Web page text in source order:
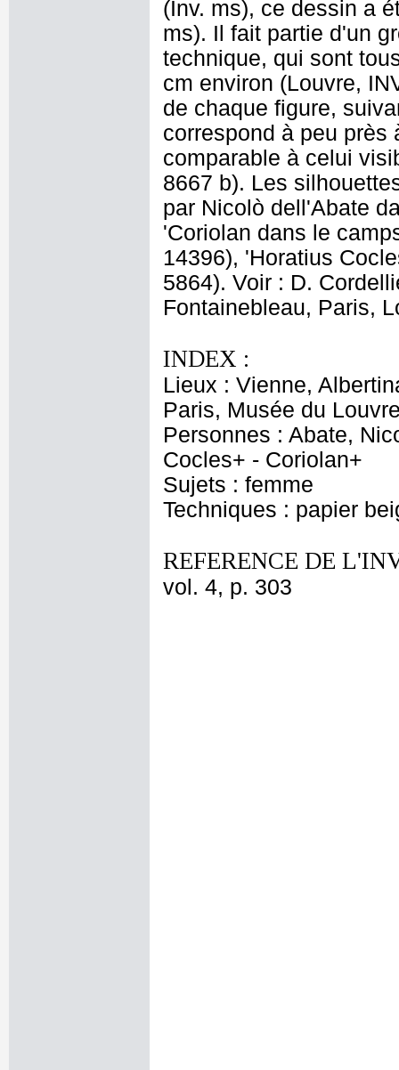
(Inv. ms), ce dessin a
ms). Il fait partie d'un
technique, qui sont
cm environ (Louvre,
de chaque figure,
correspond à peu près
comparable à celui
8667 b). Les
par Nicolò dell'Abate
'Coriolan dans le
14396), 'Horatius
5864). Voir : D.
Fontainebleau, Paris,
INDEX :
Lieux : Vienne,
Paris, Musée du
Personnes : Abate,
Cocles+ - Coriolan+
Sujets : femme
Techniques : papier
REFERENCE DE
vol. 4, p. 303